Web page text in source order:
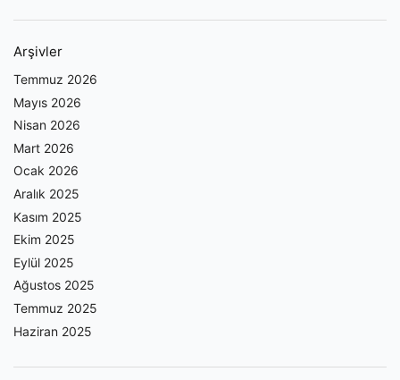
Arşivler
Temmuz 2026
Mayıs 2026
Nisan 2026
Mart 2026
Ocak 2026
Aralık 2025
Kasım 2025
Ekim 2025
Eylül 2025
Ağustos 2025
Temmuz 2025
Haziran 2025